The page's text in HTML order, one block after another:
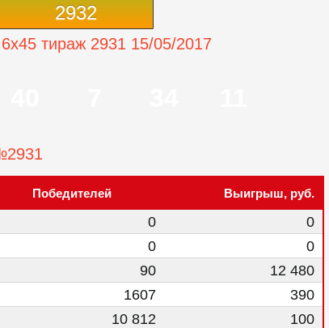
2932
тираж 2931 15/05/2017
Победителей Выигрыш, руб.
0
0
0
0
90
12 480
1607
390
10 812 100